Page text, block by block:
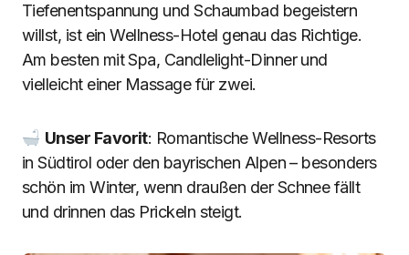
Tiefenentspannung und Schaumbad begeistern
willst, ist ein Wellness-Hotel genau das Richtige.
Am besten mit Spa, Candlelight-Dinner und
vielleicht einer Massage für zwei.
Unser Favorit: Romantische Wellness-Resorts
in Südtirol oder den bayrischen Alpen – besonders
schön im Winter, wenn draußen der Schnee fällt
und drinnen das Prickeln steigt.